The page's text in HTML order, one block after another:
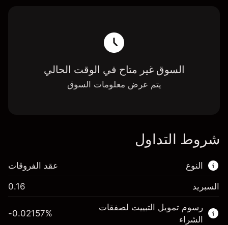
السوق غير متاح في الوقت الحالي
يتم عرض معلومات السوق
شروط التداول
النوع
هذا السوق المالي متاح للتداول من خلال عقود
الفروقات.
عقد الفروقات
السبريد 0.16
رسوم تمويل التبييت لصفقات
الشراء
-0.02157%